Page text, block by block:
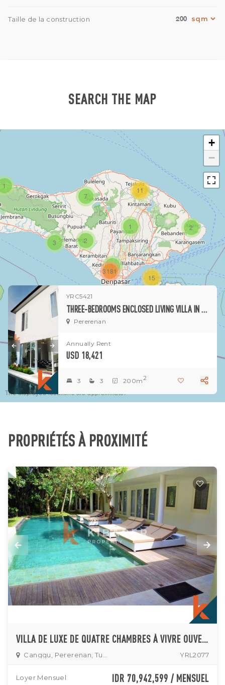
Taille de la construction 200
SEARCH THE MAP
1
1
1
3
7
2
15
11
3181
2
+
−
The displayed locations are approximate.
YRC5421
THREE-BEDROOMS ENCLOSED LIVING VILLA IN VILLA COMPLEX DESIRABLE PERERENAN AREA
Pererenan
Annually Rent
USD 18,421
3 3 200m2
PROPRIÉTÉS À PROXIMITÉ
VILLA DE LUXE DE QUATRE CHAMBRES À VIVRE OUVERTE À PERERENAN
YRL2077
Loyer Mensuel IDR 70,942,599 / MENSUEL